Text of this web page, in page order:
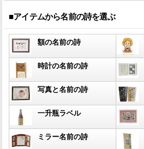
■アイテムから名前の詩を選ぶ
額の名前の詩
時計の名前の詩
写真と名前の詩
一升瓶ラベル
ミラー名前の詩